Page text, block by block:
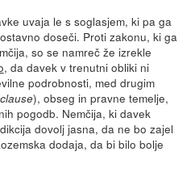
uvaja le s soglasjem, ki pa ga
doseči. Proti zakonu, ki ga
so se namreč že izrekle
, da davek v trenutni obliki ni
podrobnosti, med drugim
), obseg in pravne temelje,
pogodb. Nemčija, ki davek
dovolj jasna, da ne bo zajel
dodaja, da bi bilo bolje